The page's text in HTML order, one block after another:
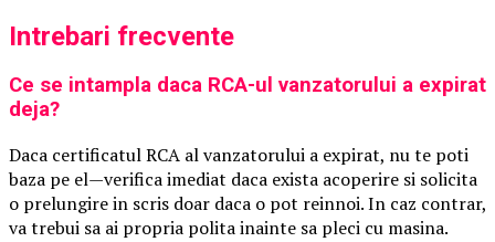
Intrebari frecvente
Ce se intampla daca RCA-ul vanzatorului a expirat
deja?
Daca certificatul RCA al vanzatorului a expirat, nu te poti
baza pe el—verifica imediat daca exista acoperire si solicita
o prelungire in scris doar daca o pot reinnoi. In caz contrar,
va trebui sa ai propria polita inainte sa pleci cu masina.